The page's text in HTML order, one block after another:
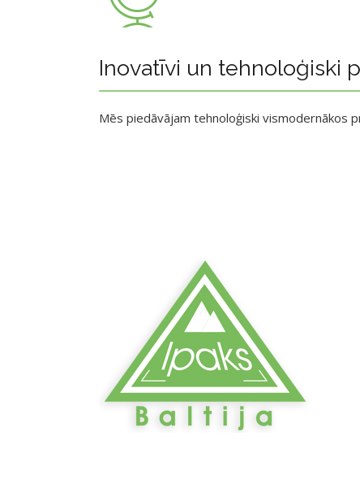
Inovatīvi un tehnoloģiski
Mēs piedāvājam tehnoloģiski vismodernākos